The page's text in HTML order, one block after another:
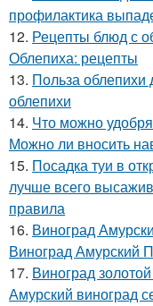
профилактика
12. Рецепты блюд с
Облепиха: рецепты
13. Польза облепихи
облепихи
14. Что можно
Можно ли вносить
15. Посадка туи в
лучше всего
правила
16. Виноград
Виноград Амурский
17. Виноград
Амурский виноград